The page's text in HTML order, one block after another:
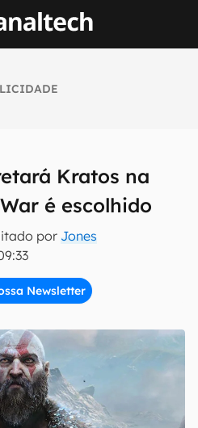
Kratos na
é escolhido
por Jones
Newsletter
tecnologia em primeira
do Canaltech.